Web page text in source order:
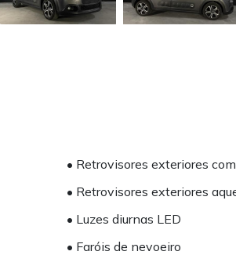
• Retrovisores exteriores
• Retrovisores exteriores
• Luzes diurnas LED
• Faróis de nevoeiro